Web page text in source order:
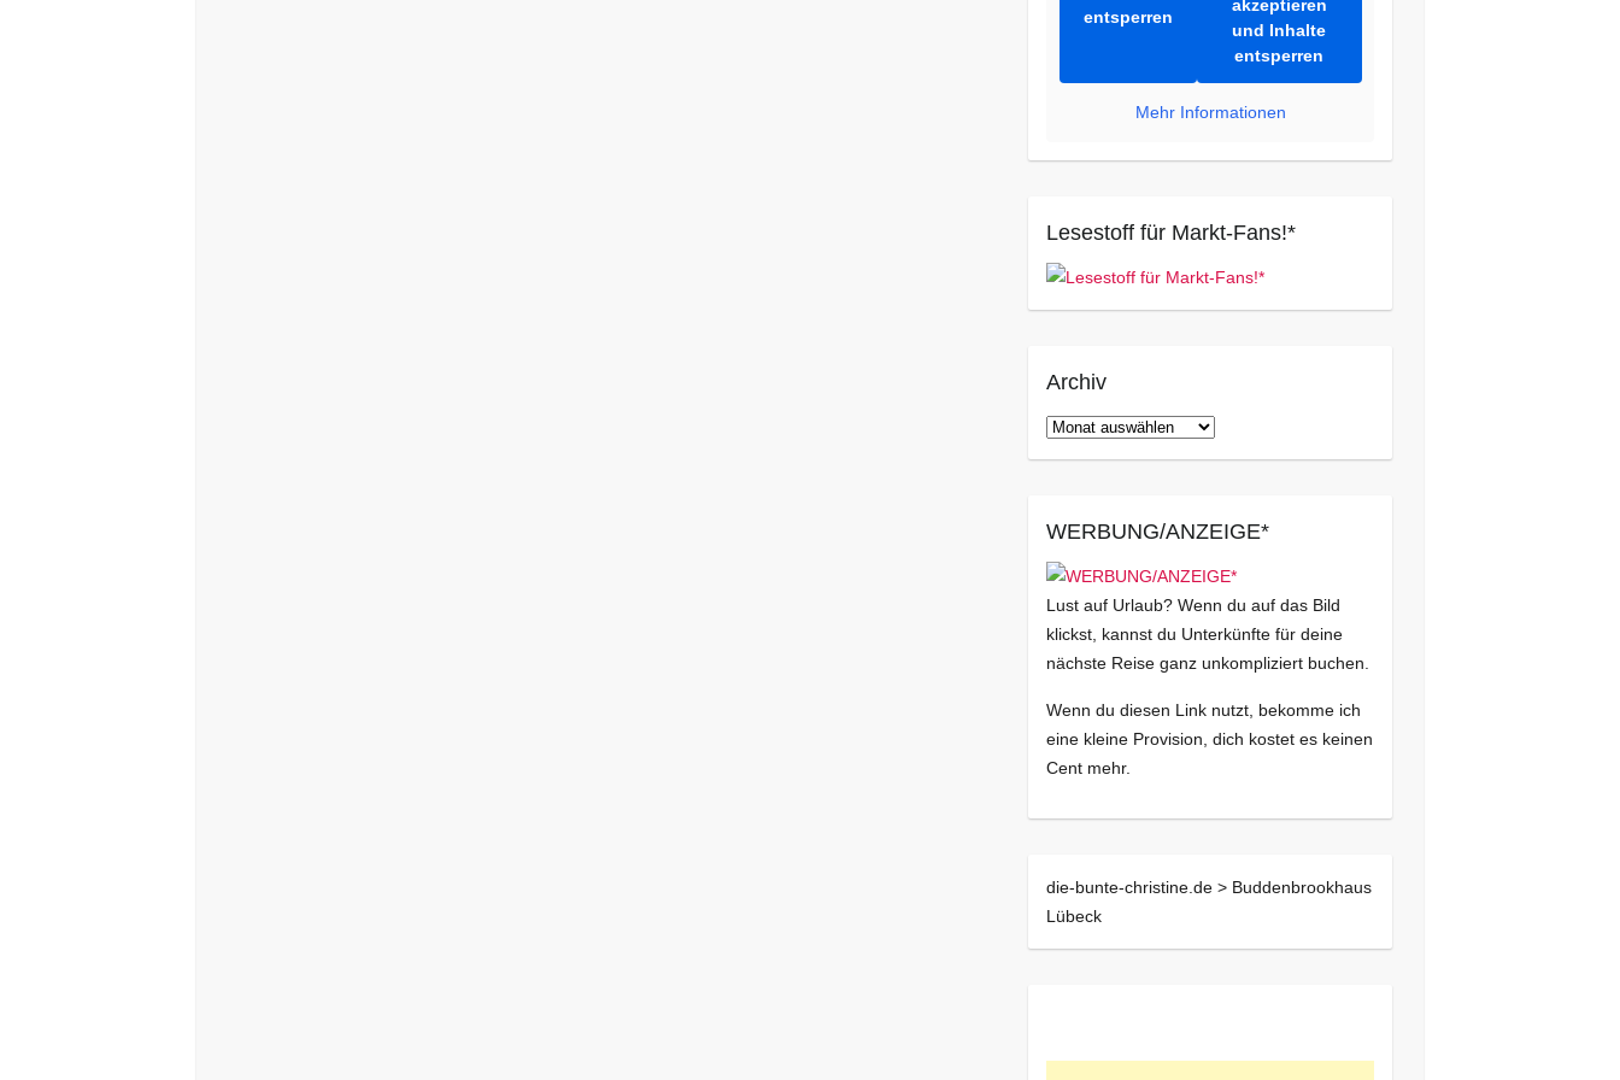
entsperren
akzeptieren
und Inhalte
entsperren
Mehr Informationen
Lesestoff für Markt-Fans!*
Archiv
Archiv
WERBUNG/ANZEIGE*
Lust auf Urlaub? Wenn du auf das Bild
klickst, kannst du Unterkünfte für deine
nächste Reise ganz unkompliziert buchen.
Wenn du diesen Link nutzt, bekomme ich
eine kleine Provision, dich kostet es keinen
Cent mehr.
die-bunte-christine.de > Buddenbrookhaus
Lübeck